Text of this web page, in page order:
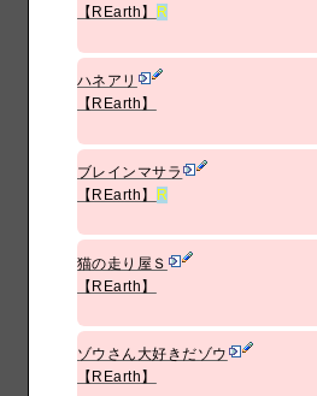
【REarth】
R
ハネアリ
【REarth】
ブレインマサラ
【REarth】 R
猫の走り屋Ｓ
【REarth】
ゾウさん大好きだゾウ
【REarth】